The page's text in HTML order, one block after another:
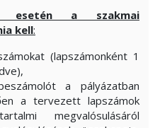
esetén a szakmai
kell:
(lapszámonként 1
a pályázatban
a tervezett lapszámok
megvalósulásáról